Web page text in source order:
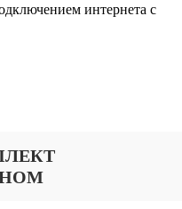
интернета с